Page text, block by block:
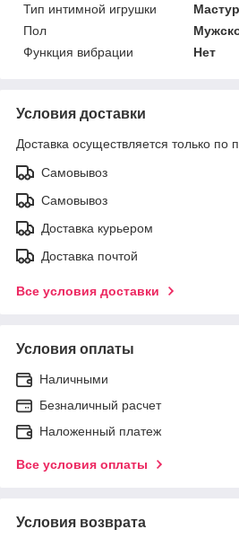
Тип интимной игрушки
Пол
Функция вибрации
Нет
Условия доставки
Доставка осуществляется только по
Самовывоз
Самовывоз
Доставка курьером
Доставка почтой
Все условия доставки
Условия оплаты
Наличными
Безналичный расчет
Наложенный платеж
Все условия оплаты
Условия возврата